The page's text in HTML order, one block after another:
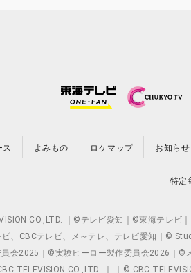
ス よみもの ロケマップ お知らせ
特定
CO.,LTD. ｜©テレビ愛知｜©東海テレ
、CBCテレビ、メ～テレ、テレビ愛知｜©
2025｜©実験ヒーロー製作委員会2026｜©
TELEVISION CO.,LTD. ｜ ｜© CBC